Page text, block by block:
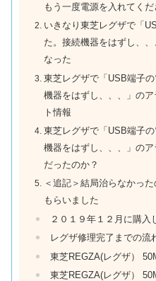
もう一度電源を入れてく
いきなり東芝レグザで「
た。接続機器をはずし、
なった
東芝レグザで「USB端子
機器をはずし、、、」の
ト情報
東芝レグザで「USB端子
機器をはずし、、、」の
だったのか？
＜追記＞結局治らなかっ
もらいました
２０１９年１２月に購入
レグザ修理完了までの流
東芝REGZA(レグザ）
東芝REGZA(レグザ）